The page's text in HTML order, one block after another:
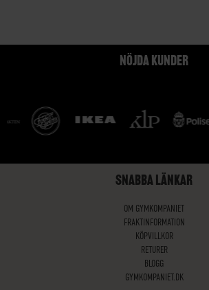
NÖJDA KUNDER
SNABBA LÄNKAR
OM GYMKOMPANIET
FRAKTINFORMATION
KÖPVILLKOR
RETURER
BLOGG
GYMKOMPANIET.DK